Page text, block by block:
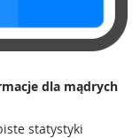
dla mądrych
statystyki